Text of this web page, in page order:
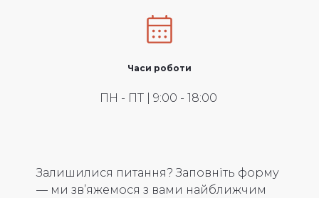
Часи роботи
ПН - ПТ | 9:00 - 18:00
Залишилися питання? Заповніть форму
— ми зв’яжемося з вами найближчим